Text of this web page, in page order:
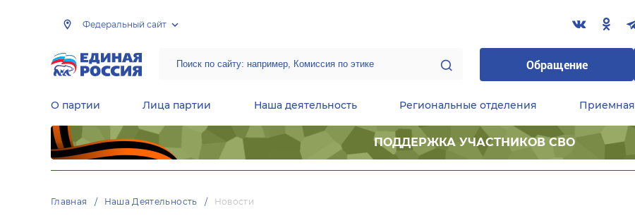
Федеральный сайт
Обращение
О партии Лица партии Наша деятельность Региональные отделения Приемная
ПОДДЕРЖКА УЧАСТНИКОВ СВО
Главная Наша Деятельность Новости